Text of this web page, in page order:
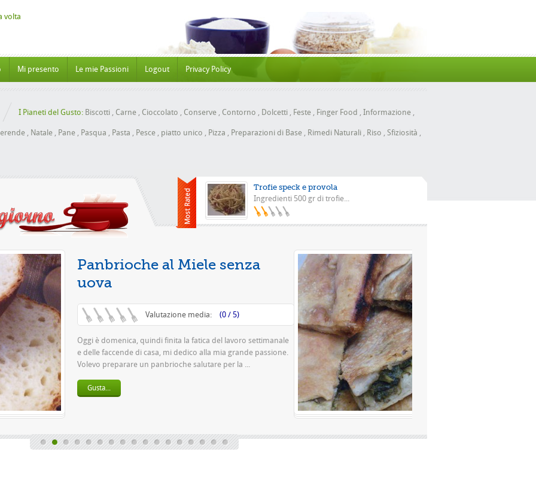
Mi presento Le mie Passioni Logout Privacy Policy
I Pianeti del Gusto: Biscotti , Carne , Cioccolato , Conserve , Contorno , Dolcetti , Feste , Finger Food , Informazione ,
, Natale , Pane , Pasqua , Pasta , Pesce , piatto unico , Pizza , Preparazioni di Base , Rimedi Naturali , Riso , Sfiziosità ,
Trofie speck e provola
Ingredienti 500 gr di trofie...
Pizza con la scarola
Valutazione media: (0 / 5)
Questa è una pizza famosissima a Napoli Ingredienti Per la
pasta 500 g di farina rimacinata a pietra 0 10 g di lievito di
Gusta...